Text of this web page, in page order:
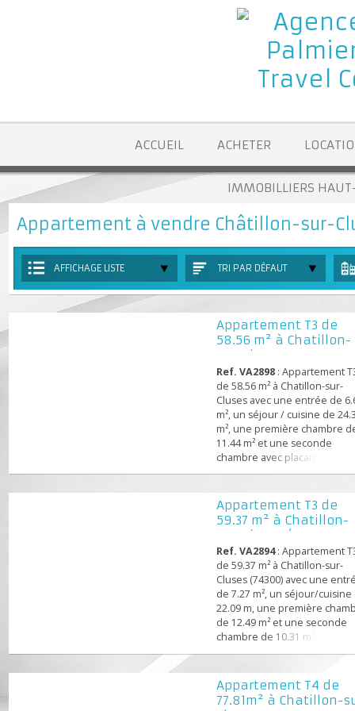
ACCUEIL ACHETER
IMMOBILLIERS
Appartement à vendre Châtillon-sur-
AFFICHAGE LISTE TRI PAR DÉFAUT
Appartement T3 de
58.56 m² à
sur-Cluses
Ref. VA2898:
de 58.56 m² à Chatillon-
Cluses avec une entrée
m², un séjour / cuisine de
m², une première
11.44 m² et une seconde
chambre avec placard de
de 5.10 m² et d'un WC de
m². En extérieur, un
Sud.
Appartement T3 de
59.37 m² à
sur-cluses (7430...
Ref. VA2894:
de 59.37 m² à Chatillon-
Cluses (74300) avec une
de 7.27 m², un séjour/
22.09 m, une première
de 12.49 m² et une
aussi d'une salle de bains
5.31 m² ainsi que d'un WC